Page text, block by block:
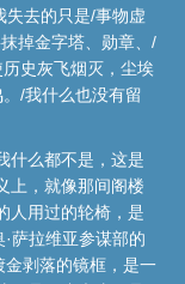
失去的只是/事物虚
掉金字塔、勋章、/
史灰飞烟灭，尘埃
/我什么也没有留
什么都不是，这是
上，就像那间阁楼
人用过的轮椅，是
萨拉维亚参谋部的
金剥落的镜框，是一